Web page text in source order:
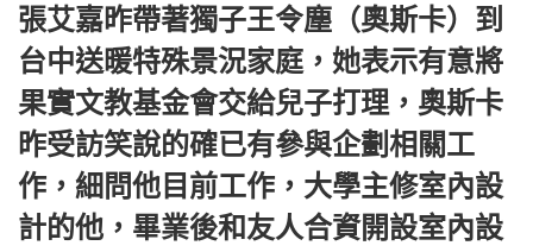
張艾嘉昨帶著獨子王令塵（奧斯卡）到
台中送暖特殊景況家庭，她表示有意將
果實文教基金會交給兒子打理，奧斯卡
昨受訪笑說的確已有參與企劃相關工
作，細問他目前工作，大學主修室內設
計的他，畢業後和友人合資開設室內設